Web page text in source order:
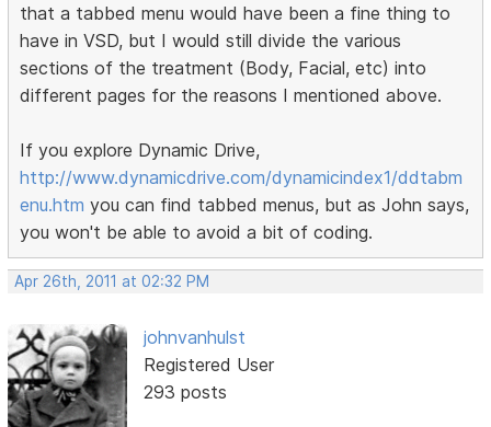
that a tabbed menu would have been a fine thing to
have in VSD, but I would still divide the various
sections of the treatment (Body, Facial, etc) into
different pages for the reasons I mentioned above.
If you explore Dynamic Drive,
http://www.dynamicdrive.com/dynamicindex1/ddtabm
enu.htm you can find tabbed menus, but as John says,
you won't be able to avoid a bit of coding.
Apr 26th, 2011 at 02:32 PM
johnvanhulst
Registered User
293 posts